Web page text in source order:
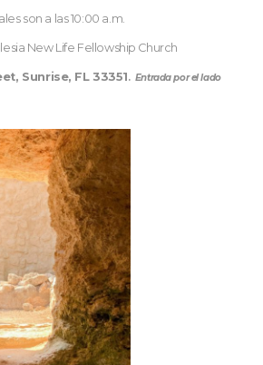
son a las 10:00 a.m.
New Life Fellowship Church
Sunrise, FL 33351. Entrada por el lado